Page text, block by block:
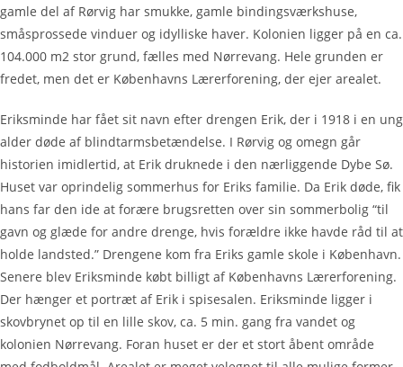
gamle del af Rørvig har smukke, gamle bindingsværkshuse,
småsprossede vinduer og idylliske haver. Kolonien ligger på en ca.
104.000 m2 stor grund, fælles med Nørrevang. Hele grunden er
fredet, men det er Københavns Lærerforening, der ejer arealet.
Eriksminde har fået sit navn efter drengen Erik, der i 1918 i en ung
alder døde af blindtarmsbetændelse. I Rørvig og omegn går
historien imidlertid, at Erik druknede i den nærliggende Dybe Sø.
Huset var oprindelig sommerhus for Eriks familie. Da Erik døde, fik
hans far den ide at forære brugsretten over sin sommerbolig “til
gavn og glæde for andre drenge, hvis forældre ikke havde råd til at
holde landsted.” Drengene kom fra Eriks gamle skole i København.
Senere blev Eriksminde købt billigt af Københavns Lærerforening.
Der hænger et portræt af Erik i spisesalen. Eriksminde ligger i
skovbrynet op til en lille skov, ca. 5 min. gang fra vandet og
kolonien Nørrevang. Foran huset er der et stort åbent område